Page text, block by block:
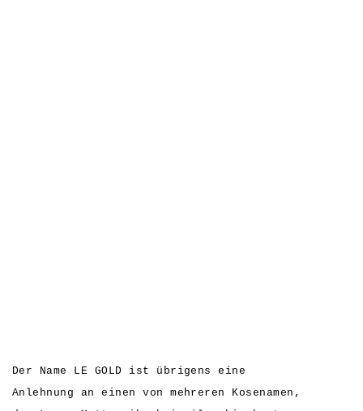
Der Name LE GOLD ist übrigens eine
Anlehnung an einen von mehreren Kosenamen,